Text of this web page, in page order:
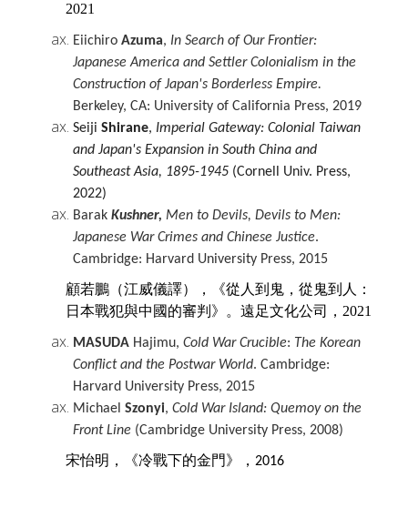
2021
Eiichiro Azuma, In Search of Our Frontier:
Japanese America and Settler Colonialism in the
Construction of Japan's Borderless Empire.
Berkeley, CA: University of California Press, 2019
Seiji Shirane, Imperial Gateway: Colonial Taiwan
and Japan's Expansion in South China and
Southeast Asia, 1895-1945 (Cornell Univ. Press,
2022)
Barak Kushner, Men to Devils, Devils to Men:
Japanese War Crimes and Chinese Justice.
Cambridge: Harvard University Press, 2015
顧若鵬（江威儀譯），《從人到鬼，從鬼到人：
日本戰犯與中國的審判》。遠足文化公司，2021
MASUDA Hajimu, Cold War Crucible: The Korean
Conflict and the Postwar World. Cambridge:
Harvard University Press, 2015
Michael Szonyi, Cold War Island: Quemoy on the
Front Line (Cambridge University Press, 2008)
宋怡明， 《冷戰下的金門》 ， 2016